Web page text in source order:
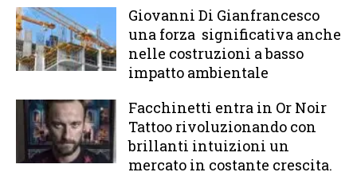
Giovanni Di Gianfrancesco
una forza significativa anche
nelle costruzioni a basso
impatto ambientale
Facchinetti entra in Or Noir
Tattoo rivoluzionando con
brillanti intuizioni un
mercato in costante crescita.